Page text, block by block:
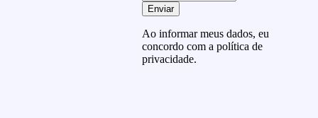
Enviar
Ao informar meus dados, eu
concordo com a política de
privacidade.